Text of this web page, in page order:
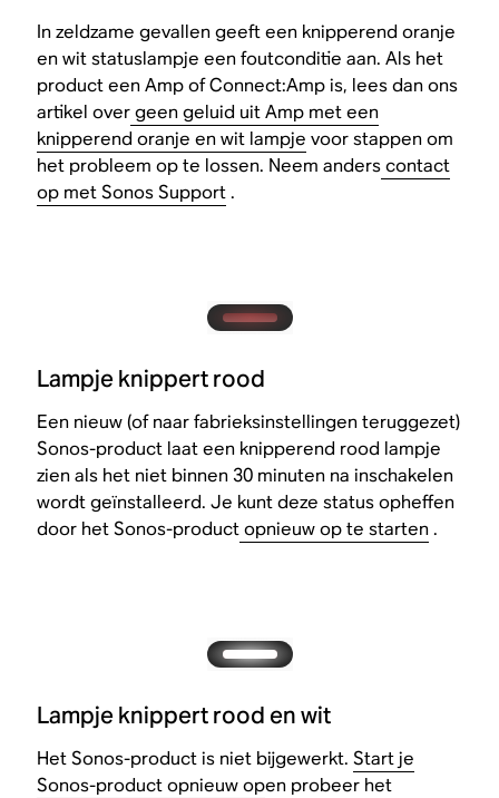
In zeldzame gevallen geeft een knipperend oranje
en wit statuslampje een foutconditie aan. Als het
product een Amp of Connect:Amp is, lees dan ons
artikel overgeen geluid uit Amp met een
knipperend oranje en wit lampje voor stappen om
het probleem op te lossen. Neem anderscontact
op met Sonos Support.
Lampje knippert rood
Een nieuw (of naar fabrieksinstellingen teruggezet)
Sonos-product laat een knipperend rood lampje
zien als het niet binnen 30 minuten na inschakelen
wordt geïnstalleerd. Je kunt deze status opheffen
door het Sonos-productopnieuw op te starten.
Lampje knippert rood en wit
Het Sonos-product is niet bijgewerkt.Start je
Sonos-product opnieuw open probeer het